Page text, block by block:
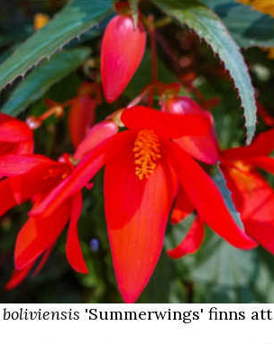
'Summerwings' finns att